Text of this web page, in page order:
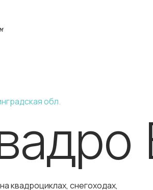
обл.
квадроциклах, снегоходах,